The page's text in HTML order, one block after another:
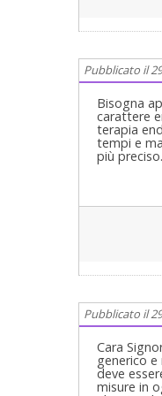
Pubblicato il
Bisogna
carattere
terapia
tempi e
più
Pubblicato il
Cara Signora Sofia, dire di avere una tasca di 8/10 mm su un canino, con gemizio di pus, è veramente molto generico e non conclusivo per una reale Diagnosi della patologia presente! Anzitutto la misurazione della tasca deve essere presa in sei punti del canino in questione e non in un solo punto ed è necessario quindi sapere le misure in ogni punto! Poi i punti da misurare si devono estendere a tutti i denti di tutta la bocca perchè se avesse altre tasche con misure maggiori ai 4-5 mm, sarebbe una Parodontite Diffusa o no a seconda del coinvolgimento patologico! Se invece non ci fossero tasche altrove ed addirittura non ce ne fossero negli altri punti di quel canino, non sarebbe una tasca parodontale ma semplicemente una tasca aperta dal pus che si è fatto strada dalla profondità e magari è una Parodontite acuta apicale o una granuloma ascessualizzato per necrosi del dente! Ecco che sapere e valutare la vitalità del dente è fondamentale! A questo punto